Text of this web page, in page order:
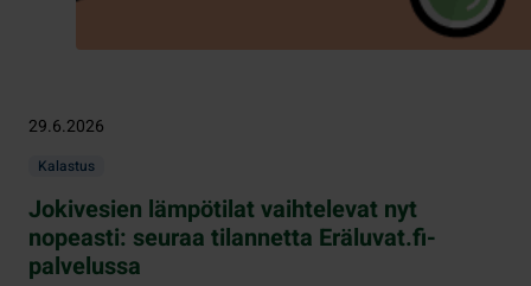
29.6.2026
Kalastus
Jokivesien lämpötilat vaihtelevat nyt
nopeasti: seuraa tilannetta Eräluvat.fi-
palvelussa